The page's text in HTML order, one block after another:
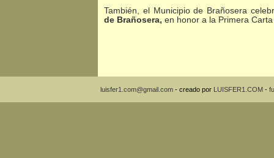
También, el Municipio de Brañosera
de Brañosera, en honor a la Primera
luisfer1.com@gmail.com- creado por LUISFER1.COM-